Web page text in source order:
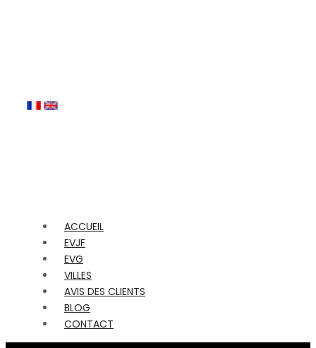
ACCUEIL
EVJF
EVG
VILLES
AVIS DES CLIENTS
BLOG
CONTACT